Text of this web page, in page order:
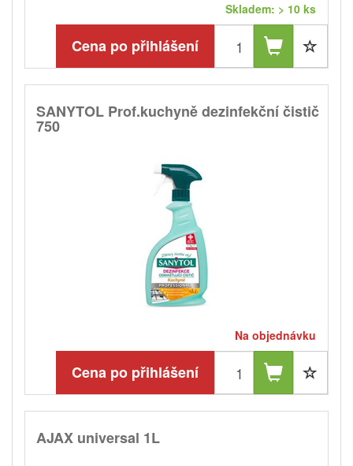
Skladem: > 10 ks
Cena po přihlášení
SANYTOL Prof.kuchyně dezinfekční čistič
750
Na objednávku
Cena po přihlášení
AJAX universal 1L